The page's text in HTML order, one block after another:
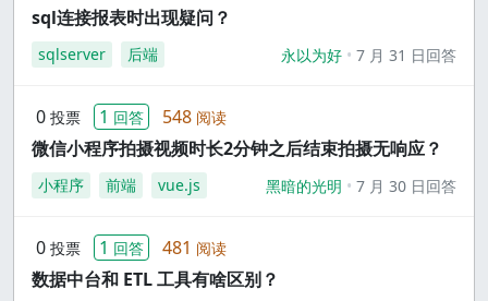
sql连接报表时出现疑问？
sqlserver 后端 永以为好 7 月 31 日回答
0 投票 1 回答 548 阅读
微信小程序拍摄视频时长2分钟之后结束拍摄无响应？
小程序 前端 vue.js 黑暗的光明 7 月 30 日回答
0 投票 1 回答 481 阅读
数据中台和 ETL 工具有啥区别？